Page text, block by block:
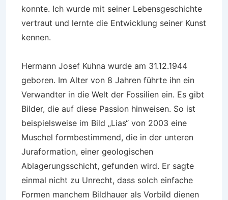
konnte. Ich wurde mit seiner Lebensgeschichte
vertraut und lernte die Entwicklung seiner Kunst
kennen.
Hermann Josef Kuhna wurde am 31.12.1944
geboren. Im Alter von 8 Jahren führte ihn ein
Verwandter in die Welt der Fossilien ein. Es gibt
Bilder, die auf diese Passion hinweisen. So ist
beispielsweise im Bild „Lias“ von 2003 eine
Muschel formbestimmend, die in der unteren
Juraformation, einer geologischen
Ablagerungsschicht, gefunden wird. Er sagte
einmal nicht zu Unrecht, dass solch einfache
Formen manchem Bildhauer als Vorbild dienen